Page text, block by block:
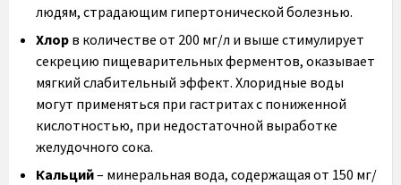
людям, страдающим гипертонической болезнью.
Хлор в количестве от 200 мг/л и выше стимулирует
секрецию пищеварительных ферментов, оказывает
мягкий слабительный эффект. Хлоридные воды
могут применяться при гастритах с пониженной
кислотностью, при недостаточной выработке
желудочного сока.
Кальций– минеральная вода, содержащая от 150 мг/